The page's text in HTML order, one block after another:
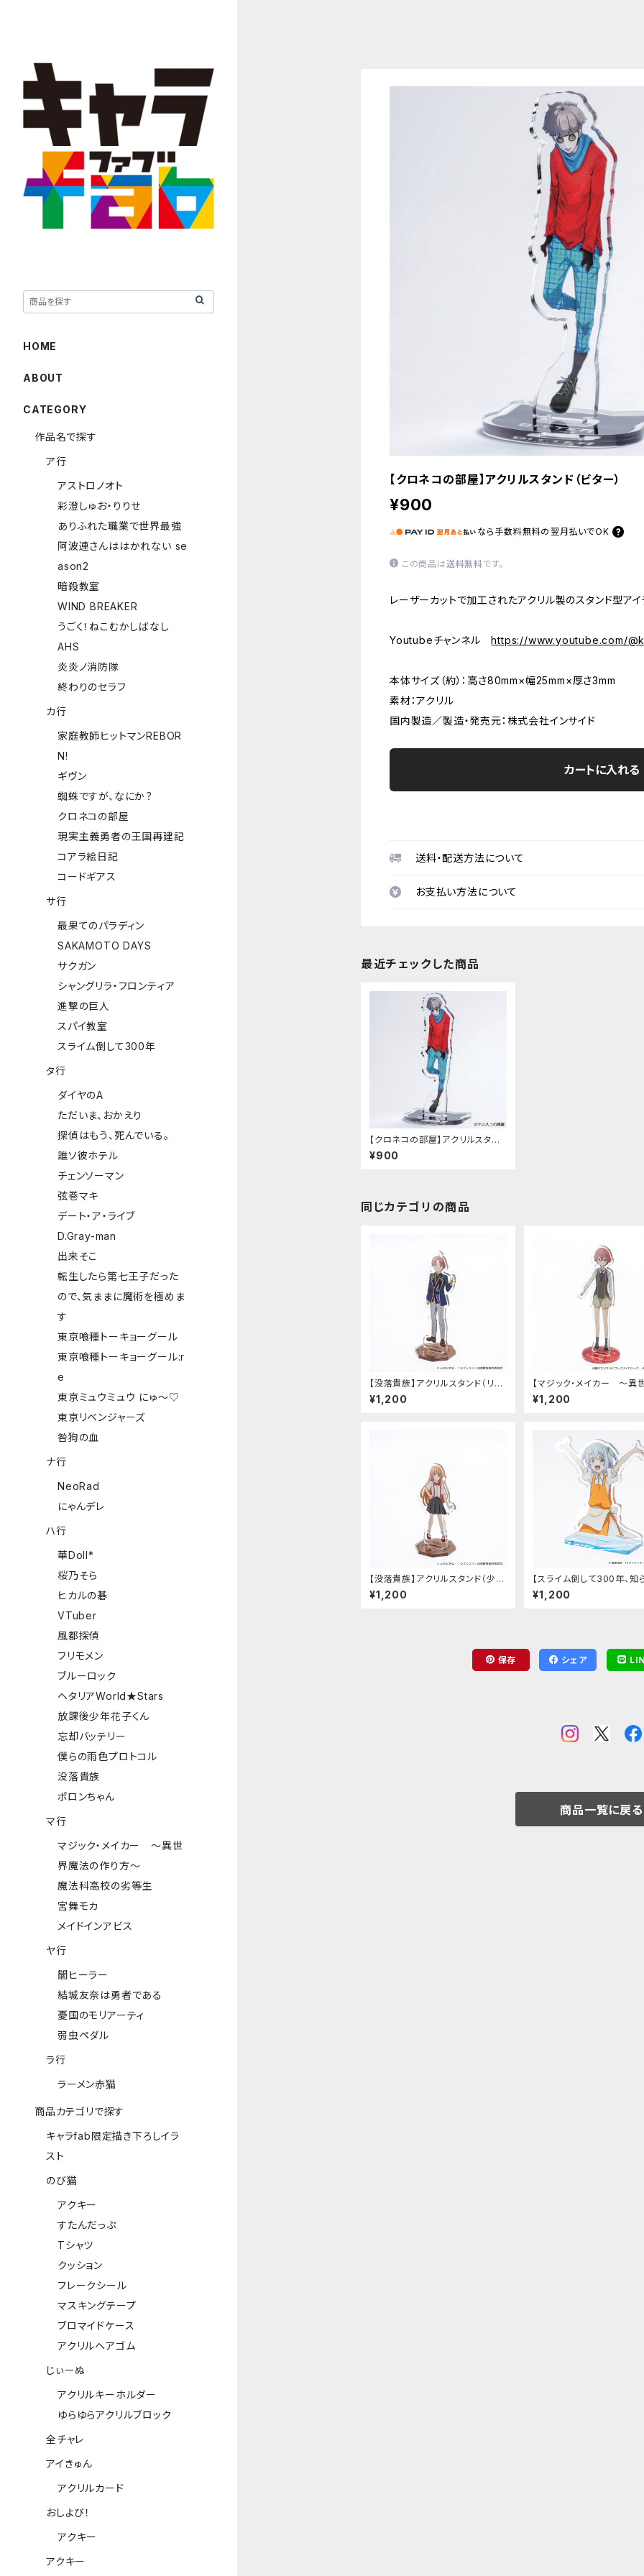
【クロネコの部屋】アクリルスタンド（ビター）
¥900
なら 手数料無料の 翌月払いでOK
この商品は送料無料です。
レーザーカットで加工されたアクリル製のスタンド型ア
Youtubeチャンネルhttps://www.youtube.com/
本体サイズ（約）：高さ80mm×幅25mm×厚さ3mm
素材：アクリル
国内製造／製造・発売元：株式会社インサイド
カートに入れる
送料・配送方法について
お支払い方法について
最近チェックした商品
【クロネコの部屋】アクリルスタン
ド（ビター）
¥900
同じカテゴリの商品
【没落貴族】アクリルスタンド（リア
ム）
¥1,200
【マジック・メイカー ～異
法の作り方～】アクリルスタ
（シオン）
¥1,200
【没落貴族】アクリルスタンド（少女
ラードーン）
¥1,200
【スライム倒して300年、知
うちにレベルMAXになって
～そのに～】アクリルスタン
¥1,200
保存 シェア
商品一覧に戻る
HOME
ABOUT
CATEGORY
作品名で探す
ア行
アストロノオト
彩澄しゅお・りりせ
ありふれた職業で世界最強
阿波連さんははかれない se
ason2
暗殺教室
WIND BREAKER
うごく！ねこむかしばなし
AHS
炎炎ノ消防隊
終わりのセラフ
カ行
家庭教師ヒットマンREBOR
N!
ギヴン
蜘蛛ですが、なにか？
クロネコの部屋
現実主義勇者の王国再建記
コアラ絵日記
コードギアス
サ行
最果てのパラディン
SAKAMOTO DAYS
サクガン
シャングリラ・フロンティア
進撃の巨人
スパイ教室
スライム倒して300年
タ行
ダイヤのA
ただいま、おかえり
探偵はもう、死んでいる。
誰ソ彼ホテル
チェンソーマン
弦巻マキ
デート・ア・ライブ
D.Gray-man
出来そこ
転生したら第七王子だった
ので、気ままに魔術を極めま
す
東京喰種トーキョーグール
東京喰種トーキョーグール:r
e
東京ミュウミュウ にゅ～♡
東京リベンジャーズ
咎狗の血
ナ行
NeoRad
にゃんデレ
ハ行
華Doll*
桜乃そら
ヒカルの碁
VTuber
風都探偵
フリモメン
ブルーロック
ヘタリアWorld★Stars
放課後少年花子くん
忘却バッテリー
僕らの雨色プロトコル
没落貴族
ポロンちゃん
マ行
マジック・メイカー ～異世
界魔法の作り方～
魔法科高校の劣等生
宮舞モカ
メイドインアビス
ヤ行
闇ヒーラー
結城友奈は勇者である
憂国のモリアーティ
弱虫ペダル
ラ行
ラーメン赤猫
商品カテゴリで探す
キャラfab限定描き下ろしイラ
スト
のび猫
アクキー
すたんだっぷ
Tシャツ
クッション
フレークシール
マスキングテープ
ブロマイドケース
アクリルヘアゴム
じぃーぬ
アクリルキーホルダー
ゆらゆらアクリルブロック
全チャレ
アイきゅん
アクリルカード
おしよび！
アクキー
アクキー